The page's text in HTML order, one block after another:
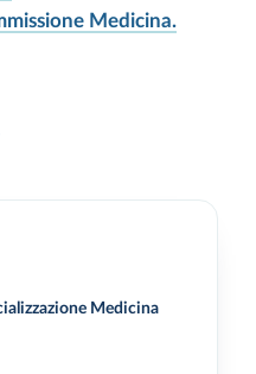
Medicina.
Medicina